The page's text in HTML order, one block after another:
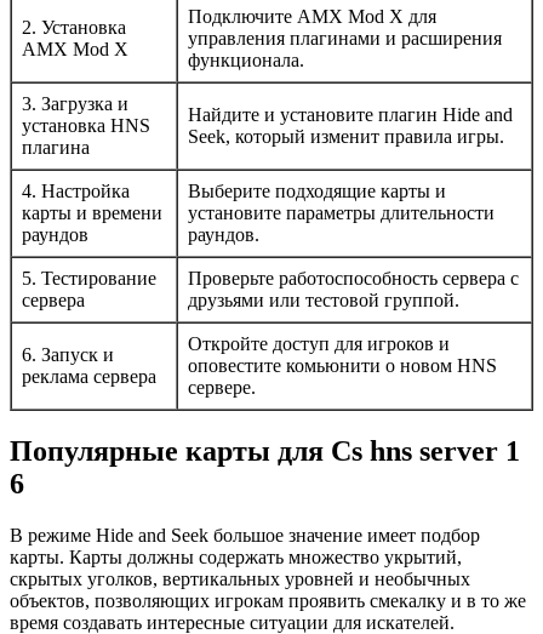
2. Установка
AMX Mod X
Подключите AMX Mod X для
управления плагинами и расширения
функционала.
3. Загрузка и
установка HNS
плагина
Найдите и установите плагин Hide and
Seek, который изменит правила игры.
4. Настройка
карты и времени
раундов
Выберите подходящие карты и
установите параметры длительности
раундов.
5. Тестирование
сервера
Проверьте работоспособность сервера с
друзьями или тестовой группой.
6. Запуск и
реклама сервера
Откройте доступ для игроков и
оповестите комьюнити о новом HNS
сервере.
Популярные карты для Cs hns server 1
6
В режиме Hide and Seek большое значение имеет подбор
карты. Карты должны содержать множество укрытий,
скрытых уголков, вертикальных уровней и необычных
объектов, позволяющих игрокам проявить смекалку и в то же
время создавать интересные ситуации для искателей.